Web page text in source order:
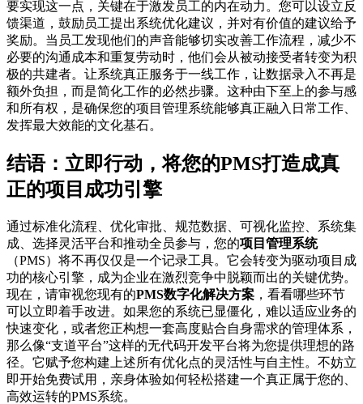
要实现这一点，关键在于激发员工的内在动力。您可以设立反
馈渠道，鼓励员工提出系统优化建议，并对有价值的建议给予
奖励。当员工发现他们的声音能够切实改善工作流程，减少不
必要的沟通成本和重复劳动时，他们会从被动接受者转变为积
极的共建者。让系统真正服务于一线工作，让数据录入不再是
额外负担，而是简化工作的必然步骤。这种由下至上的参与感
和所有权，是确保您的项目管理系统能够真正融入日常工作、
发挥最大效能的文化基石。
结语：立即行动，将您的PMS打造成真
正的项目成功引擎
通过标准化流程、优化审批、规范数据、可视化监控、系统集
成、选择灵活平台和推动全员参与，您的项目管理系统
（PMS）将不再仅仅是一个记录工具。它会转变为驱动项目成
功的核心引擎，成为企业在激烈竞争中脱颖而出的关键优势。
现在，请审视您现有的PMS数字化解决方案 ，看看哪些环节
可以立即着手改进。如果您的系统已显僵化，难以适应业务的
快速变化，或者您正构想一套高度贴合自身需求的管理体系，
那么像“支道平台”这样的无代码开发平台将为您提供理想的路
径。它赋予您构建上述所有优化点的灵活性与自主性。不妨立
即开始免费试用，亲身体验如何轻松搭建一个真正属于您的、
高效运转的PMS系统。